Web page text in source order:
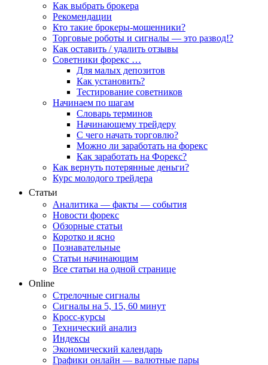
Как выбрать брокера
Рекомендации
Кто такие брокеры-мошенники?
Торговые роботы и сигналы — это развод!?
Как оставить / удалить отзывы
Советники форекс …
Для малых депозитов
Как установить?
Тестирование советников
Начинаем по шагам
Словарь терминов
Начинающему трейдеру
С чего начать торговлю?
Можно ли заработать на форекс
Как заработать на Форекс?
Как вернуть потерянные деньги?
Курс молодого трейдера
Статьи
Аналитика — факты — события
Новости форекс
Обзорные статьи
Коротко и ясно
Познавательные
Статьи начинающим
Все статьи на одной странице
Online
Стрелочные сигналы
Сигналы на 5, 15, 60 минут
Кросс-курсы
Технический анализ
Индексы
Экономический календарь
Графики онлайн — валютные пары